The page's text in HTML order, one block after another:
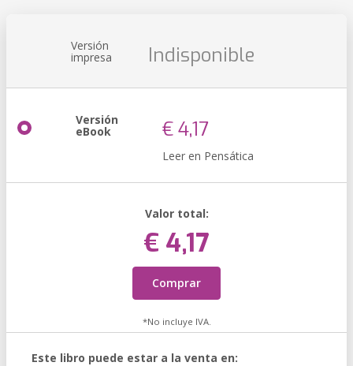
Versión
impresa Indisponible
Versión
eBook € 4,17
Leer en Pensática
Valor total:
€ 4,17
Comprar
*No incluye IVA.
Este libro puede estar a la venta en: